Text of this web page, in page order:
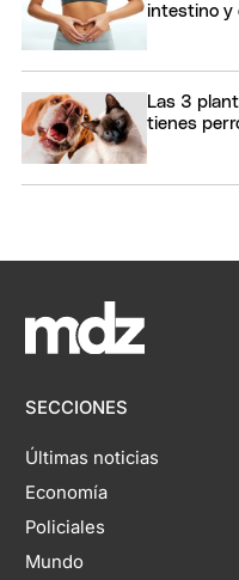
intestino y
Las 3
tienes
SECCIONES
Últimas noticias
Economía
Policiales
Mundo